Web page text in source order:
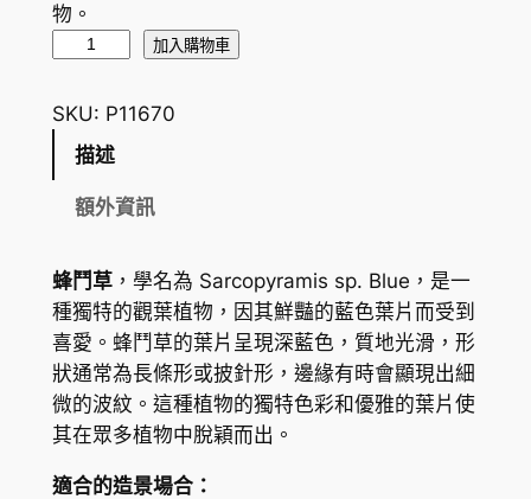
物。
草
S
p
y
r
a
m
i
s
加入購物車
SKU: P11670
描述
額外資訊
蜂鬥草，學名為 Sarcopyramis sp. Blue ，是一
種獨特的觀葉植物，因其鮮豔的藍色葉片而受到
喜愛。蜂鬥草的葉片呈現深藍色，質地光滑，形
狀通常為長條形或披針形，邊緣有時會顯現出細
微的波紋。這種植物的獨特色彩和優雅的葉片使
其在眾多植物中脫穎而出。
適合的造景場合：